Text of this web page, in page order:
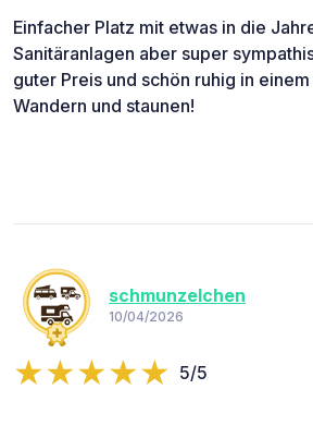
Einfacher Platz mit etwas in die
Sanitäranlagen aber super
guter Preis und schön ruhig in
Wandern und staunen!
schmunzelchen
10/04/2026
5/5